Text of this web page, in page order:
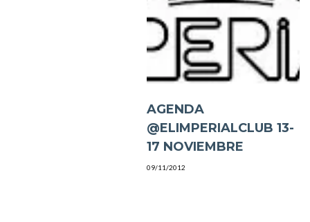
AGENDA
@ELIMPERIALCLUB 13-
17 NOVIEMBRE
09/11/2012